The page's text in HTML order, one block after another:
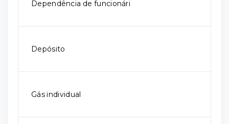
Dependência de funcionári
Depósito
Gás individual